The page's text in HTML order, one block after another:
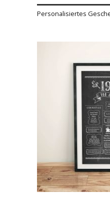
Personalisiertes